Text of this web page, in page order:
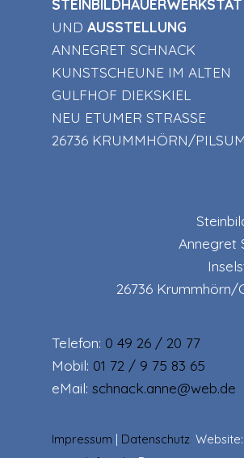
Impressum | Datenschutz. Website:
UND AUSSTELLUNG
ANNEGRET SCHNACK
KUNSTSCHEUNE IM ALTEN
GULFHOF DIEKSKIEL
NEU ETUMER STRASSE
26736 KRUMMHÖRN/PILSUM
Annegret
26736 Krummhörn/
Telefon: 0 49 26 / 20 77
Mobil: 01 72 / 9 75 83 65
eMail: schnack.anne@web.de